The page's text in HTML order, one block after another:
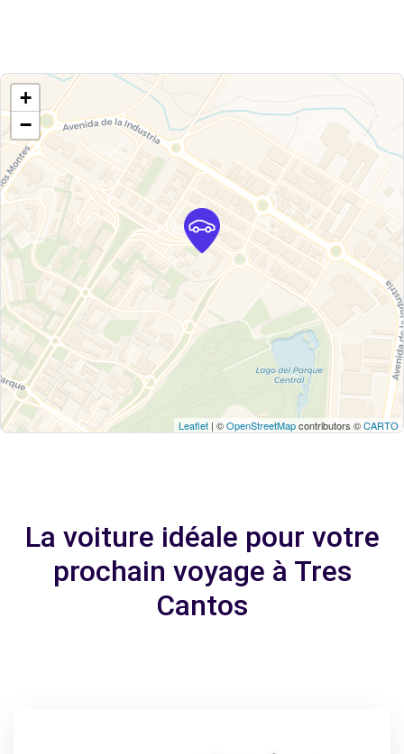
+
−
Leaflet | ©OpenStreetMapcontributors ©CARTO
La voiture idéale pour votre
prochain voyage à Tres
Cantos